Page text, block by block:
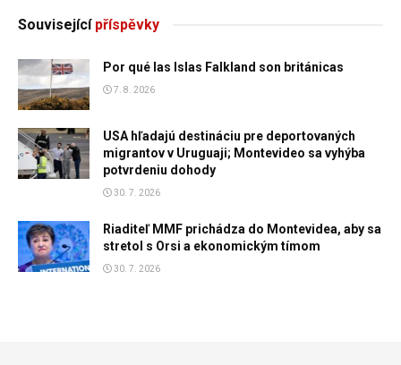
Souvisejícípříspěvky
Por qué las Islas Falkland son británicas
7. 8. 2026
USA hľadajú destináciu pre deportovaných
migrantov v Uruguaji; Montevideo sa vyhýba
potvrdeniu dohody
30. 7. 2026
Riaditeľ MMF prichádza do Montevidea, aby sa
stretol s Orsi a ekonomickým tímom
30. 7. 2026